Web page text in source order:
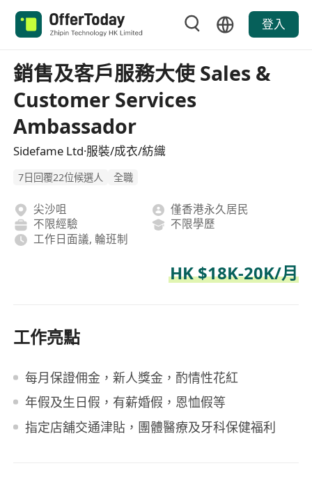
登入
銷售及客戶服務大使 Sales &
Customer Services
Ambassador
Sidefame Ltd·服裝/成衣/紡織
7日回覆22位候選人 全職
尖沙咀
僅香港永久居民
不限經驗
不限學歷
工作日面議, 輪班制
HK $18K-20K/月
工作亮點
每月保證佣金，新人獎金，酌情性花紅
年假及生日假，有薪婚假，恩恤假等
指定店舖交通津貼，團體醫療及牙科保健福利